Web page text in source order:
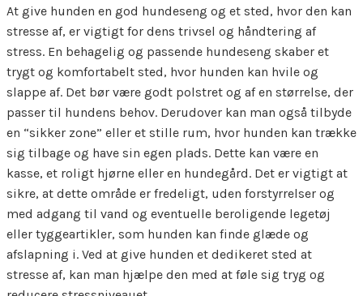
At give hunden en god hundeseng og et sted, hvor den kan
stresse af, er vigtigt for dens trivsel og håndtering af
stress. En behagelig og passende hundeseng skaber et
trygt og komfortabelt sted, hvor hunden kan hvile og
slappe af. Det bør være godt polstret og af en størrelse, der
passer til hundens behov. Derudover kan man også tilbyde
en “sikker zone” eller et stille rum, hvor hunden kan trække
sig tilbage og have sin egen plads. Dette kan være en
kasse, et roligt hjørne eller en hundegård. Det er vigtigt at
sikre, at dette område er fredeligt, uden forstyrrelser og
med adgang til vand og eventuelle beroligende legetøj
eller tyggeartikler, som hunden kan finde glæde og
afslapning i. Ved at give hunden et dedikeret sted at
stresse af, kan man hjælpe den med at føle sig tryg og